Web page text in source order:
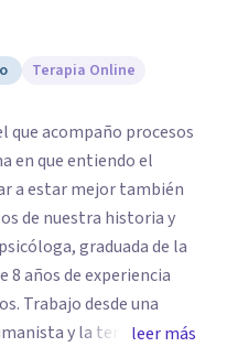
Terapia Online
que acompaño procesos
en que entiendo el
a estar mejor también
de nuestra historia y
8 años de experiencia
Trabajo desde una
y la terapialeer más